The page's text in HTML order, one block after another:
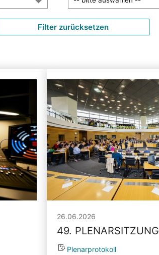
Filter zurücksetzen
26.06.2026
49. PLENARSITZUNG
Plenarprotokoll